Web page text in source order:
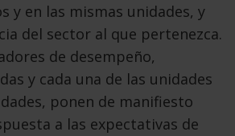
y en las mismas unidades, y
del sector al que pertenezca.
de desempeño,
y cada una de las unidades
ponen de manifiesto
a las expectativas de